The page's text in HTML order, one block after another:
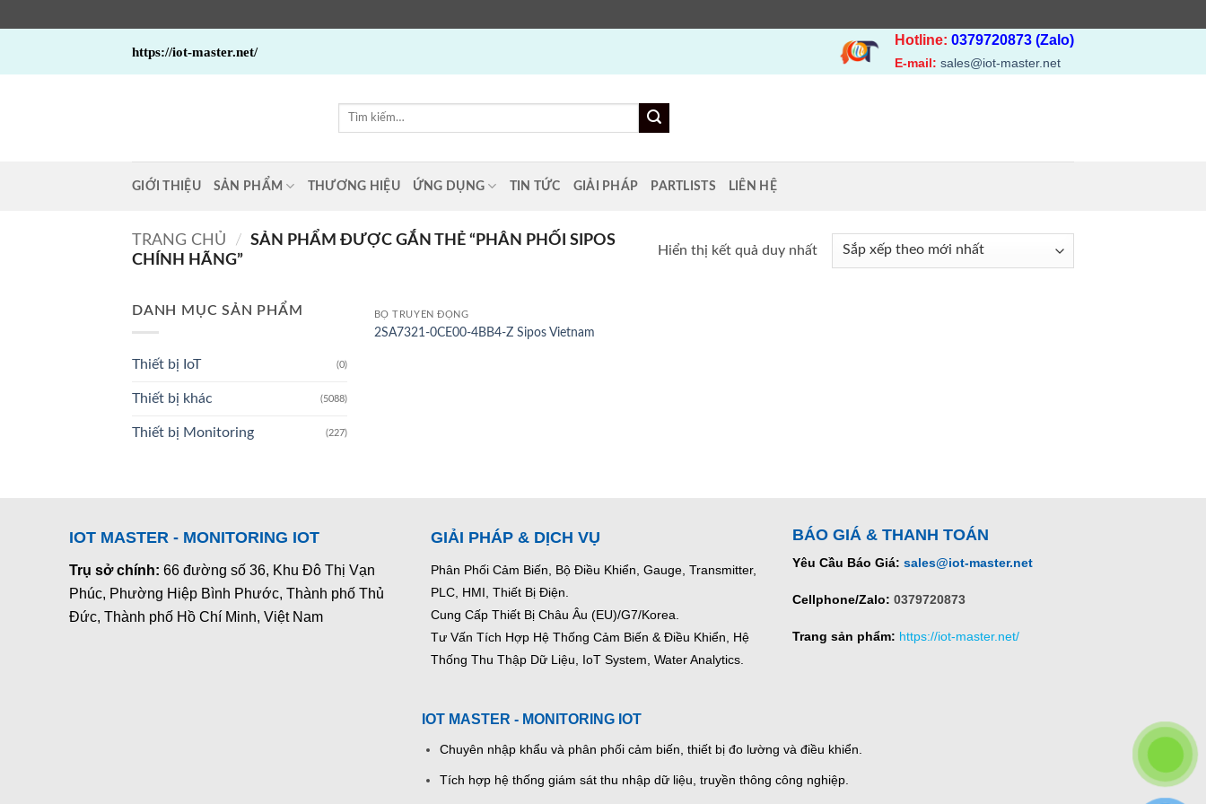
https://iot-master.net/
Hotline: 0379720873 (Zalo)
E-mail: sales@iot-master.net
Tìm
GIỚI THIỆU SẢN PHẨM THƯƠNG HIỆU ỨNG DỤNG TIN TỨC GIẢI PHÁP PARTLISTS LIÊN HỆ
TRANG CHỦ / SẢN PHẨM ĐƯỢC GẮN THẺ “PHÂN PHỐI SIPOS
CHÍNH HÃNG”
Hiển thị kết quả duy nhất
DANH MỤC SẢN PHẨM
Thiết bị IoT (0)
Thiết bị khác (5088)
Thiết bị Monitoring (227)
BỘ TRUYỀN ĐỘNG
2SA7321-0CE00-4BB4-Z Sipos Vietnam
IOT MASTER - MONITORING IOT
Trụ sở chính: 66 đường số 36, Khu Đô Thị Vạn
Phúc, Phường Hiệp Bình Phước, Thành phố Thủ
Đức, Thành phố Hồ Chí Minh, Việt Nam
GIẢI PHÁP & DỊCH VỤ
Phân Phối Cảm Biến, Bộ Điều Khiển, Gauge, Transmitter,
PLC, HMI, Thiết Bị Điện.
Cung Cấp Thiết Bị Châu Âu (EU)/G7/Korea.
Tư Vấn Tích Hợp Hệ Thống Cảm Biến & Điều Khiển, Hệ
Thống Thu Thập Dữ Liệu, IoT System, Water Analytics.
BÁO GIÁ & THANH TOÁN
Yêu Cầu Báo Giá: sales@iot-master.net
Cellphone/Zalo: 0379720873
Trang sản phẩm: https://iot-master.net/
IOT MASTER - MONITORING IOT
Chuyên nhập khẩu và phân phối cảm biến, thiết bị đo lường và điều khiển.
Tích hợp hệ thống giám sát thu nhập dữ liệu, truyền thông công nghiệp.